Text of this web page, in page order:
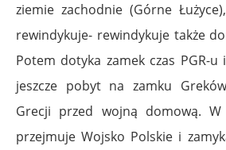
ziemie zachodnie (Górne
rewindykuje- rewindykuje także
Potem dotyka zamek czas PGR-
jeszcze pobyt na zamku
Grecji przed wojną domową.
przejmuje Wojsko Polskie i